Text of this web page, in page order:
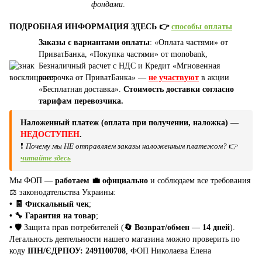
фондами
ПОДРОБНАЯ ИНФОРМАЦИЯ ЗДЕСЬ 👉 способы оплаты
Заказы с вариантами оплаты: «Оплата частями» от
ПриватБанка, «Покупка частями» от monobank,
Безналичный расчет с НДС и Кредит «Мгновенная
рассрочка от ПриватБанка» — не участвуют в акции
«Бесплатная доставка». Стоимость доставки согласно
тарифам перевозчика.
Наложенный платеж (оплата при получении, наложка) —
НЕДОСТУПЕН.
❗ Почему мы НЕ отправляем заказы наложенным платежом? 👉
читайте здесь
Мы ФОП — работаем 💼 официально и соблюдаем все требования
⚖️ законодательства Украины:
• 🧾 Фискальный чек;
• 🔧 Гарантия на товар;
• 🛡️ Защита прав потребителей (🔄 Возврат/обмен — 14 дней).
Легальность деятельности нашего магазина можно проверить по
коду ІПН/ЄДРПОУ: 2491100708 , ФОП Николаева Елена